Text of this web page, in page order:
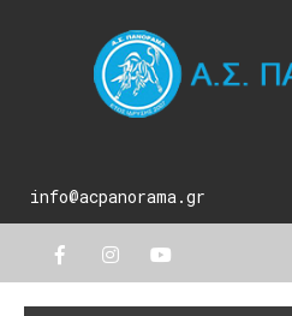
info@acpanorama.gr